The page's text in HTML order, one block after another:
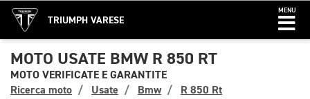
TRIUMPH VARESE
MENU
MOTO USATE BMW R 850 RT
MOTO VERIFICATE E GARANTITE
Ricerca moto
Usate Bmw R 850 Rt